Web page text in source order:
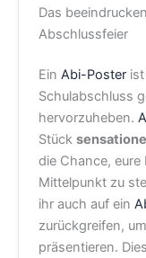
Das
Abschlussfeier
Ein Abi-Poster
Schulabschluss
hervorzuheben.
Stück
die Chance, eure
Mittelpunkt zu
ihr auch auf ein
zurückgreifen,
präsentieren.